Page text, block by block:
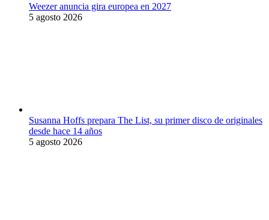
Weezer anuncia gira europea en 2027
5 agosto 2026
Susanna Hoffs prepara The List, su primer disco de originales
desde hace 14 años
5 agosto 2026